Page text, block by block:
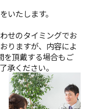
いたします。
せのタイミングでお
りますが、内容によ
を頂戴する場合もご
承ください。